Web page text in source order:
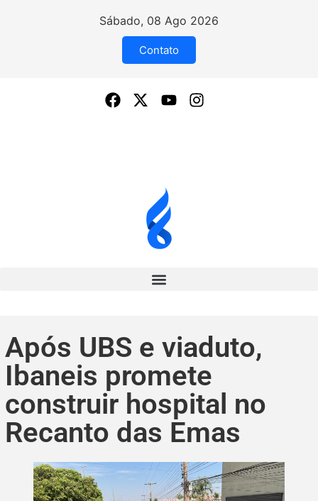
Sábado, 08 Ago 2026
Contato
Após UBS e viaduto,
Ibaneis promete
construir hospital no
Recanto das Emas